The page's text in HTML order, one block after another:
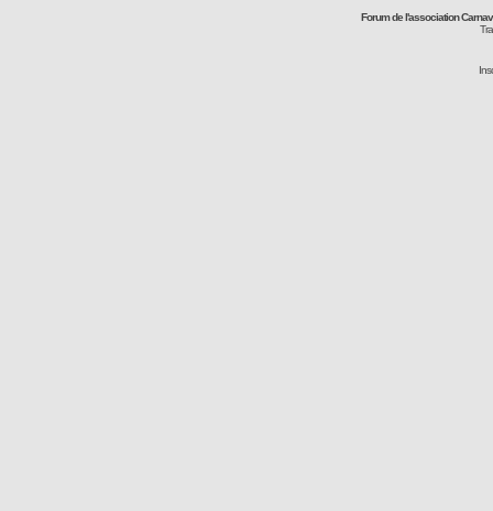
Forum de l'association